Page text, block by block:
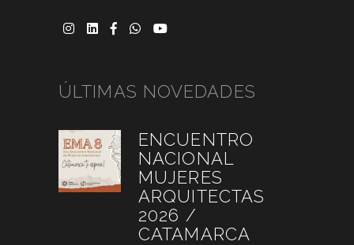
ÚLTIMAS NOVEDADES
ENCUENTRO
NACIONAL
MUJERES
ARQUITECTAS
2026 /
CATAMARCA